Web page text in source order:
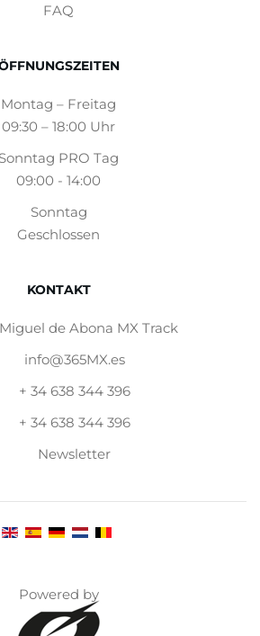
FAQ
Montag – Freitag
09:30 – 18:00 Uhr
Sonntag PRO Tag
09:00 - 14:00
Sonntag
Geschlossen
KONTAKT
de Abona MX Track
info@365MX.es
+ 34 638 344 396
+ 34 638 344 396
Newsletter
Powered by